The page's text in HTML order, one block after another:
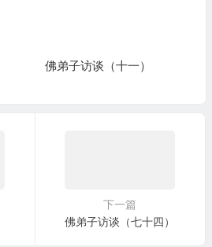
佛弟子访谈（十二）
下一篇
佛弟子访谈（七十四）